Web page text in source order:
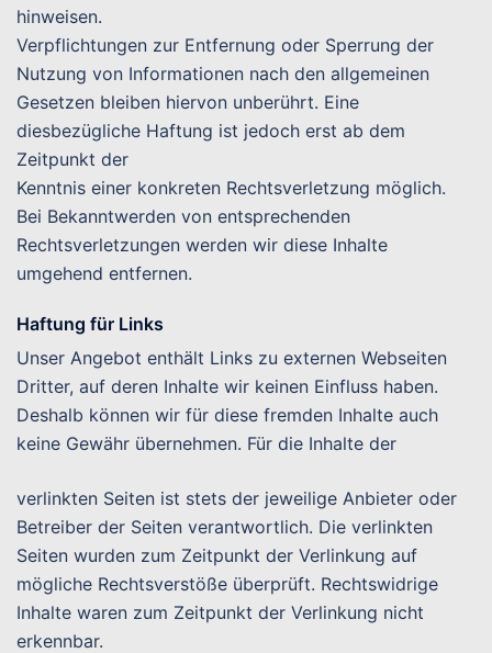
hinweisen.
Verpflichtungen zur Entfernung oder Sperrung der
Nutzung von Informationen nach den allgemeinen
Gesetzen bleiben hiervon unberührt. Eine
diesbezügliche Haftung ist jedoch erst ab dem
Zeitpunkt der
Kenntnis einer konkreten Rechtsverletzung möglich.
Bei Bekanntwerden von entsprechenden
Rechtsverletzungen werden wir diese Inhalte
umgehend entfernen.
Haftung für Links
Unser Angebot enthält Links zu externen Webseiten
Dritter, auf deren Inhalte wir keinen Einfluss haben.
Deshalb können wir für diese fremden Inhalte auch
keine Gewähr übernehmen. Für die Inhalte der
verlinkten Seiten ist stets der jeweilige Anbieter oder
Betreiber der Seiten verantwortlich. Die verlinkten
Seiten wurden zum Zeitpunkt der Verlinkung auf
mögliche Rechtsverstöße überprüft. Rechtswidrige
Inhalte waren zum Zeitpunkt der Verlinkung nicht
erkennbar.